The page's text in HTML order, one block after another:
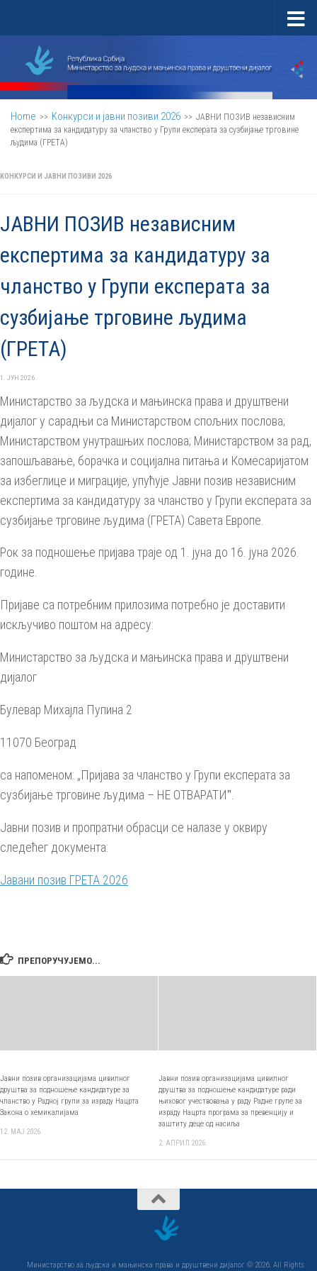
Home >> Kонкурси и јавни позиви 2026 >> ЈАВНИ ПОЗИВ независним
експертима за кандидатуру за чланство у Групи експерата за сузбијање трговине
људима (ГРЕТА)
KОНКУРСИ И ЈАВНИ ПОЗИВИ 2026
ЈАВНИ ПОЗИВ независним
експертима за кандидатуру за
чланство у Групи експерата за
сузбијање трговине људима
(ГРЕТА)
1. ЈУН 2026.
Министарство за људска и мањинска права и друштвени
дијалог у сарадњи са Министарством спољних послова;
Министарством унутрaшњих послова; Министарством за рад,
запошљавање, борачка и социјална питања и Комесаријатом
за избеглице и миграције, упућује Јавни позив независним
експертима за кандидатуру за чланство у Групи експерата за
сузбијање трговине људима (ГРЕТА) Савета Европе.
Рок за подношење пријава траје од 1. јуна до 16. јуна 2026.
године.
Пријаве са потребним прилозима потребно је доставити
искључиво поштом на адресу:
Министарство за људска и мањинска права и друштвени
дијалог
Булевар Михајла Пупина 2
11070 Београд
са напоменом: „Пријава за чланство у Групи експерата за
сузбијање трговине људима – НЕ ОТВАРАТИˮ.
Јавни позив и пропратни обрасци се налазе у оквиру
следећег документа:
Јавани позив ГРЕТА 2026
ПРЕПОРУЧУЈЕМО...
Jaвни пoзив организацијама цивилног
друштва за подношење кандидатуре за
чланство у Радној групи за израду Нацрта
Закона о хемикалијама
12. МАЈ 2026.
Јавни позив организацијама цивилног
друштва за подношење кандидатуре ради
њиховог учествовања у раду Радне групе за
израду Нацрта програма за превенцију и
заштиту деце од насиља
2. АПРИЛ 2026.
Министарствo за људска и мањинска права и друштвени дијалог © 2026. All Rights